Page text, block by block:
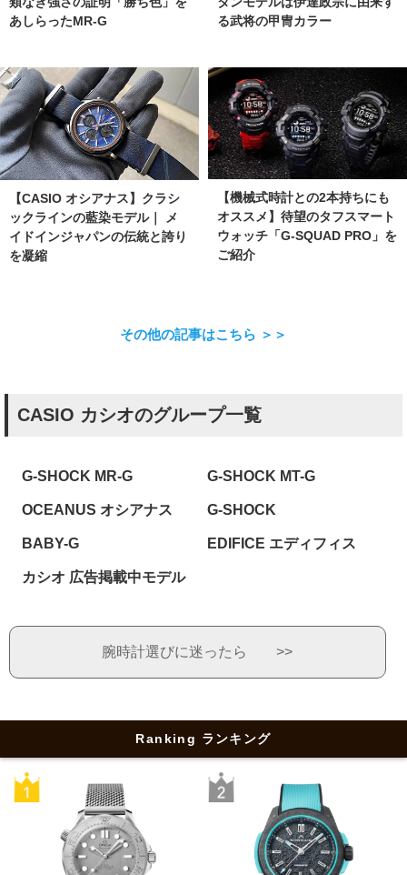
あしらったMR-G
る武将の甲冑カラー
【CASIO オシアナス】クラシ
ックラインの藍染モデル｜ メ
イドインジャパンの伝統と誇り
を凝縮
【機械式時計との2本持ちにも
オススメ】待望のタフスマート
ウォッチ「G-SQUAD PRO」を
ご紹介
その他の記事はこちら ＞＞
CASIO カシオのグループ一覧
G-SHOCK MR-G G-SHOCK MT-G
OCEANUS オシアナス G-SHOCK
BABY-G EDIFICE エディフィス
カシオ 広告掲載中モデル
腕時計選びに迷ったら >>
Ranking ランキング